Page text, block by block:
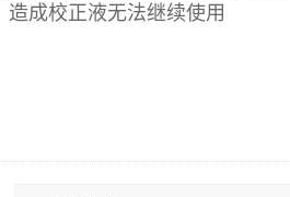
造成校正液无法继续使用